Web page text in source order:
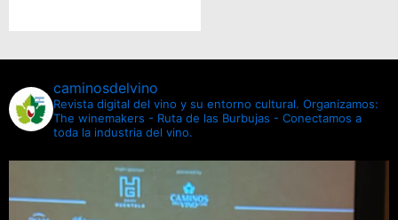
caminosdelvino
Revista digital del vino y su entorno cultural. Organizamos:
The winemakers - Ruta de las Burbujas - Conectamos a
toda la industria del vino.